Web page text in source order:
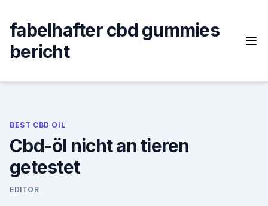
content
fabelhafter cbd gummies
bericht
BEST CBD OIL
Cbd-öl nicht an tieren
getestet
EDITOR